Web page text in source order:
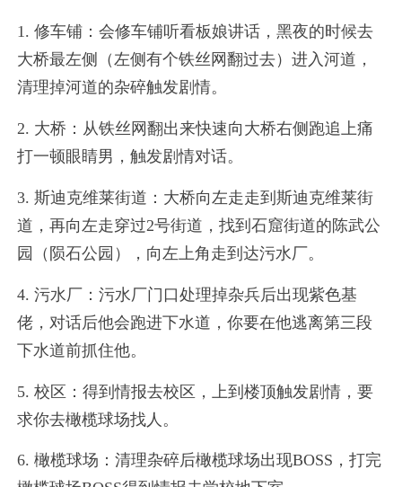
1. 修车铺：会修车铺听看板娘讲话，黑夜的时候去
大桥最左侧（左侧有个铁丝网翻过去）进入河道，
清理掉河道的杂碎触发剧情。
2. 大桥：从铁丝网翻出来快速向大桥右侧跑追上痛
打一顿眼睛男，触发剧情对话。
3. 斯迪克维莱街道：大桥向左走走到斯迪克维莱街
道，再向左走穿过2号街道，找到石窟街道的陈武公
园（陨石公园），向左上角走到达污水厂。
4. 污水厂：污水厂门口处理掉杂兵后出现紫色基
佬，对话后他会跑进下水道，你要在他逃离第三段
下水道前抓住他。
5. 校区：得到情报去校区，上到楼顶触发剧情，要
求你去橄榄球场找人。
6. 橄榄球场：清理杂碎后橄榄球场出现BOSS，打完